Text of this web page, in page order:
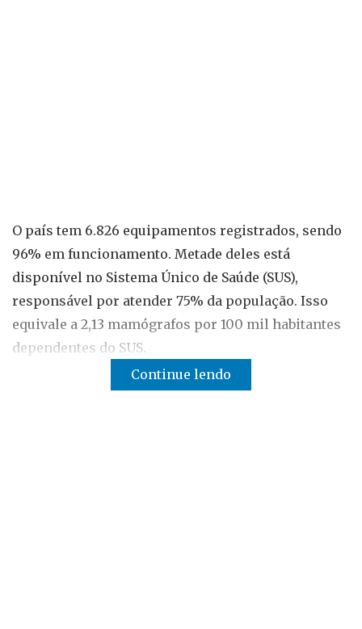
O país tem 6.826 equipamentos registrados, sendo
96% em funcionamento. Metade deles está
disponível no Sistema Único de Saúde (SUS),
responsável por atender 75% da população. Isso
equivale a 2,13 mamógrafos por 100 mil habitantes
dependentes do SUS.
Continue lendo